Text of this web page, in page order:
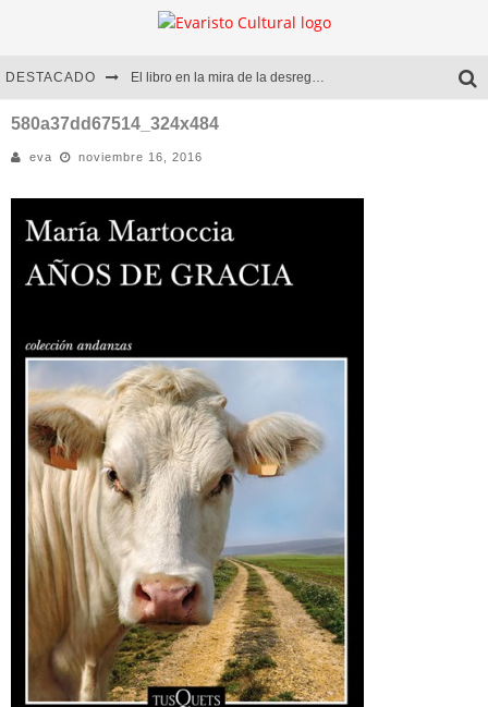
DESTACADO El libro en la mira de la desregulación
Marcelo Rubio | El llovedor
Diego Meret | Hotel Acapulco
580a37dd67514_324x484
eva noviembre 16, 2016